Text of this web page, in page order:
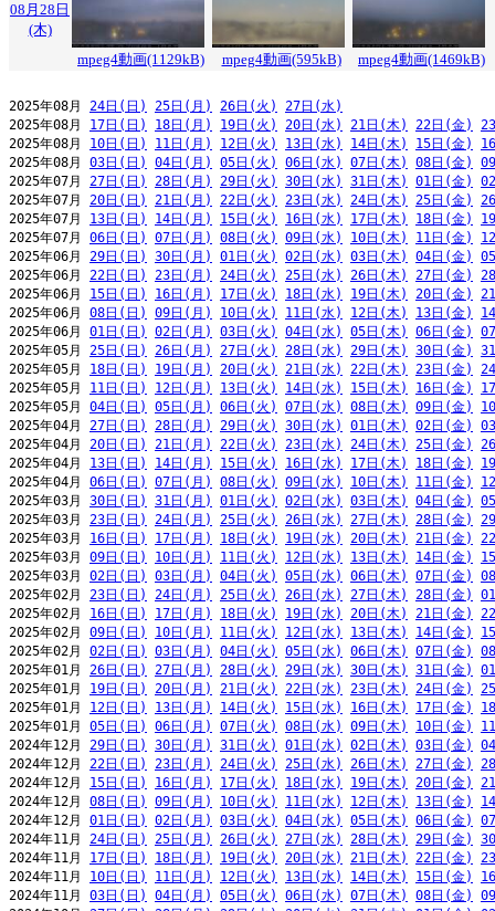
08月28日
(木)
mpeg4動画(1129kB)
mpeg4動画(595kB) mpeg4動画(1469kB)
2025年08月 24日(日) 25日(月) 26日(火)
27日(水)
2025年08月 17日(日) 18日(月) 19日(火) 20日(水) 21日(木) 22日(金)
2025年08月 10日(日) 11日(月) 12日(火) 13日(水) 14日(木) 15日(金)
2025年08月 03日(日) 04日(月) 05日(火) 06日(水) 07日(木) 08日(金)
2025年07月 27日(日) 28日(月) 29日(火) 30日(水) 31日(木) 01日(金)
2025年07月 20日(日) 21日(月) 22日(火) 23日(水) 24日(木) 25日(金)
2025年07月 13日(日) 14日(月) 15日(火) 16日(水) 17日(木) 18日(金)
2025年07月 06日(日) 07日(月) 08日(火) 09日(水) 10日(木) 11日(金)
2025年06月 29日(日) 30日(月) 01日(火) 02日(水) 03日(木) 04日(金)
2025年06月 22日(日) 23日(月) 24日(火) 25日(水) 26日(木) 27日(金)
2025年06月 15日(日) 16日(月) 17日(火) 18日(水) 19日(木) 20日(金)
2025年06月 08日(日) 09日(月) 10日(火) 11日(水) 12日(木) 13日(金)
2025年06月 01日(日) 02日(月) 03日(火) 04日(水) 05日(木) 06日(金)
2025年05月 25日(日) 26日(月) 27日(火) 28日(水) 29日(木) 30日(金)
2025年05月 18日(日) 19日(月) 20日(火) 21日(水) 22日(木) 23日(金)
2025年05月 11日(日) 12日(月) 13日(火) 14日(水) 15日(木) 16日(金)
2025年05月 04日(日) 05日(月) 06日(火) 07日(水) 08日(木) 09日(金)
2025年04月 27日(日) 28日(月) 29日(火) 30日(水) 01日(木) 02日(金)
2025年04月 20日(日) 21日(月) 22日(火) 23日(水) 24日(木) 25日(金)
2025年04月 13日(日) 14日(月) 15日(火) 16日(水) 17日(木) 18日(金)
2025年04月 06日(日) 07日(月) 08日(火) 09日(水) 10日(木) 11日(金)
2025年03月 30日(日) 31日(月) 01日(火) 02日(水) 03日(木) 04日(金)
2025年03月 23日(日) 24日(月) 25日(火) 26日(水) 27日(木) 28日(金)
2025年03月 16日(日) 17日(月) 18日(火) 19日(水) 20日(木) 21日(金)
2025年03月 09日(日) 10日(月) 11日(火) 12日(水) 13日(木) 14日(金)
2025年03月 02日(日) 03日(月) 04日(火) 05日(水) 06日(木) 07日(金)
2025年02月 23日(日) 24日(月) 25日(火) 26日(水) 27日(木) 28日(金)
2025年02月 16日(日) 17日(月) 18日(火) 19日(水) 20日(木) 21日(金)
2025年02月 09日(日) 10日(月) 11日(火) 12日(水) 13日(木) 14日(金)
2025年02月 02日(日) 03日(月) 04日(火) 05日(水) 06日(木) 07日(金)
2025年01月 26日(日) 27日(月) 28日(火) 29日(水) 30日(木) 31日(金)
2025年01月 19日(日) 20日(月) 21日(火) 22日(水) 23日(木) 24日(金)
2025年01月 12日(日) 13日(月) 14日(火) 15日(水) 16日(木) 17日(金)
2025年01月 05日(日) 06日(月) 07日(火) 08日(水) 09日(木) 10日(金)
2024年12月 29日(日) 30日(月) 31日(火) 01日(水) 02日(木) 03日(金)
2024年12月 22日(日) 23日(月) 24日(火) 25日(水) 26日(木) 27日(金)
2024年12月 15日(日) 16日(月) 17日(火) 18日(水) 19日(木) 20日(金)
2024年12月 08日(日) 09日(月) 10日(火) 11日(水) 12日(木) 13日(金)
2024年12月 01日(日) 02日(月) 03日(火) 04日(水) 05日(木) 06日(金)
2024年11月 24日(日) 25日(月) 26日(火) 27日(水) 28日(木) 29日(金)
2024年11月 17日(日) 18日(月) 19日(火) 20日(水) 21日(木) 22日(金)
2024年11月 10日(日) 11日(月) 12日(火) 13日(水) 14日(木) 15日(金)
2024年11月 03日(日) 04日(月) 05日(火) 06日(水) 07日(木) 08日(金)